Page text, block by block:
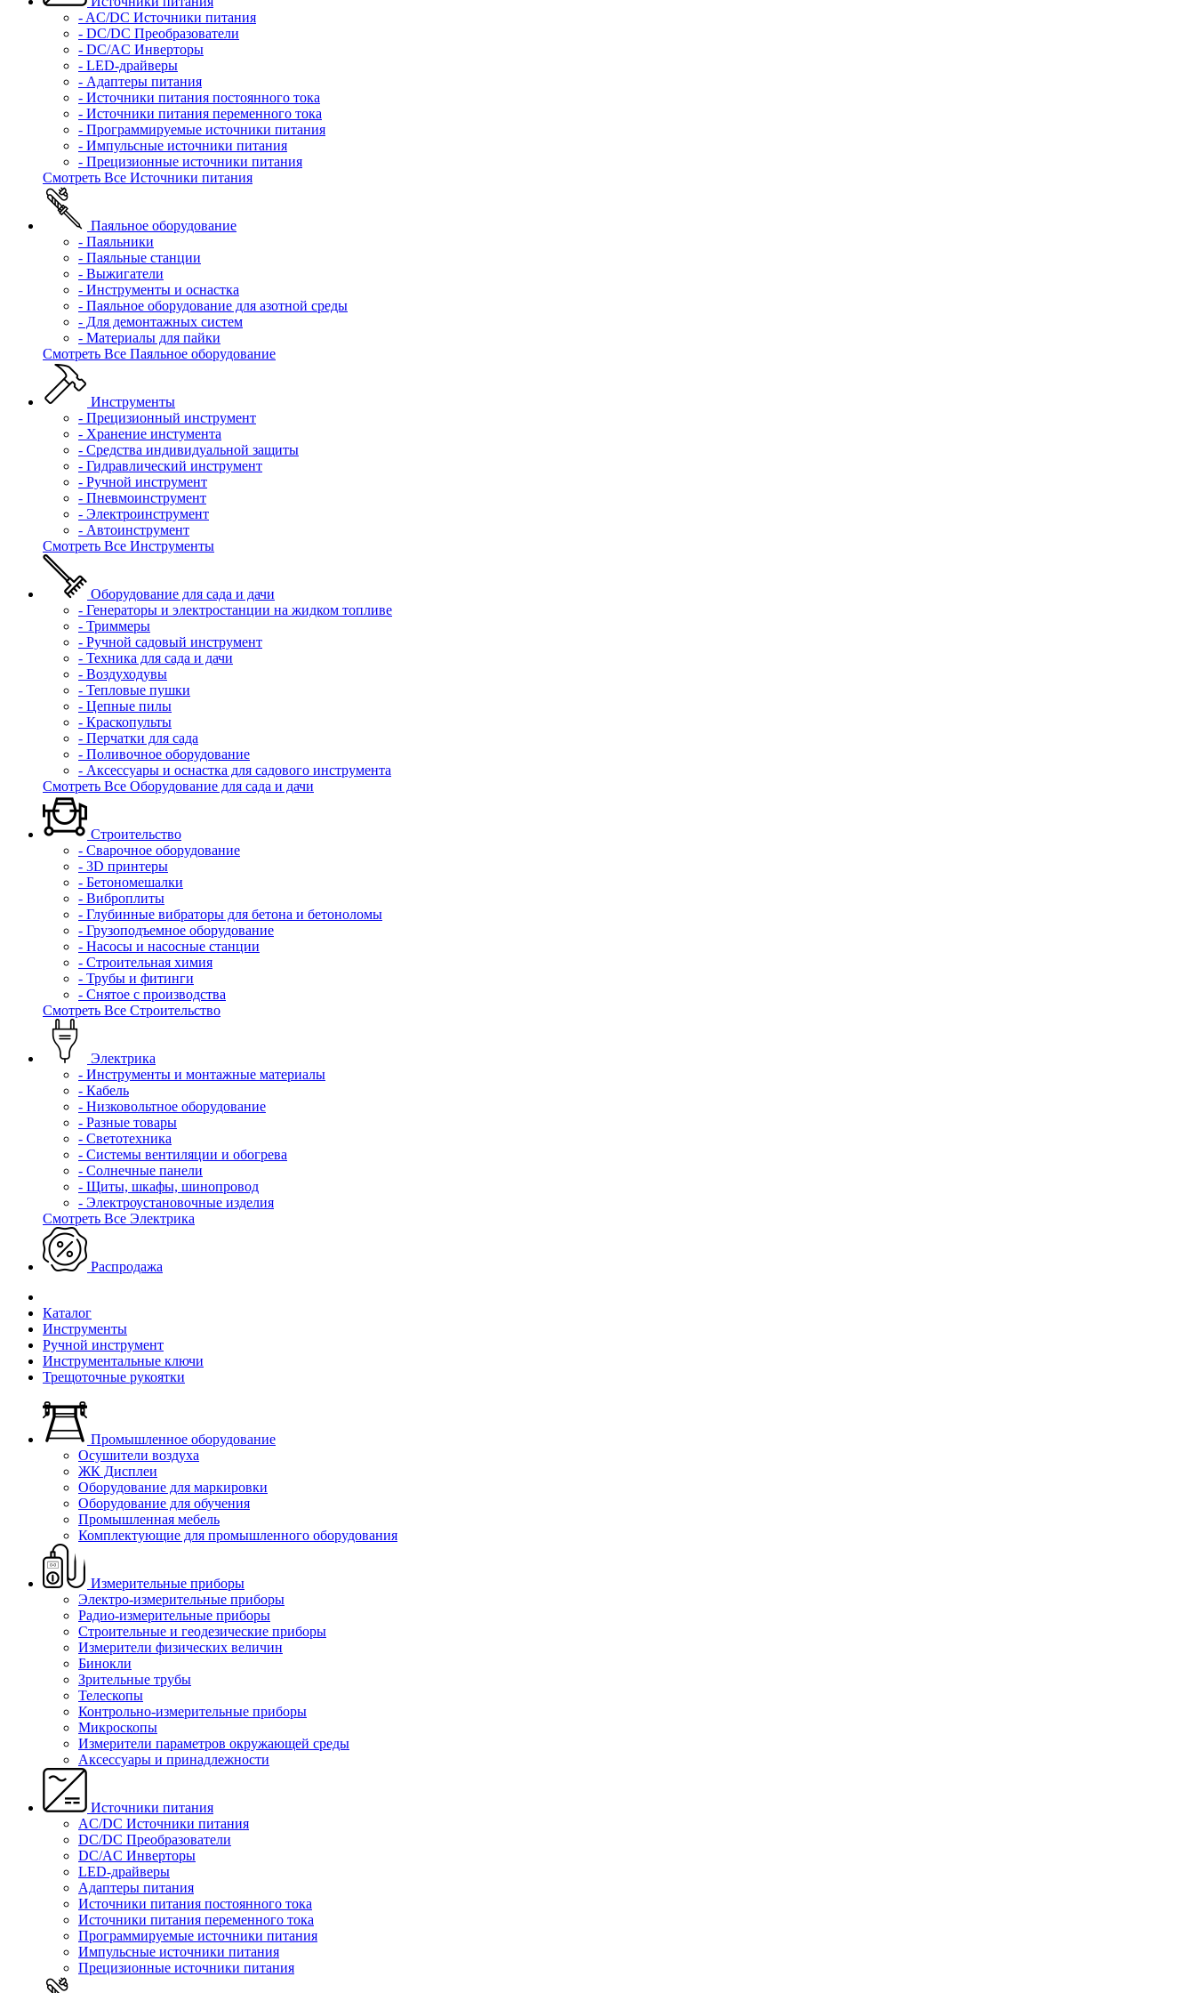
- AC/DC Источники питания
- DC/DC Преобразователи
- DC/AC Инверторы
- LED-драйверы
- Адаптеры питания
- Источники питания постоянного тока
- Источники питания переменного тока
- Программируемые источники питания
- Импульсные источники питания
- Прецизионные источники питания
Смотреть Все Источники питания
Паяльное оборудование
- Паяльники
- Паяльные станции
- Выжигатели
- Инструменты и оснастка
- Паяльное оборудование для азотной среды
- Для демонтажных систем
- Материалы для пайки
Смотреть Все Паяльное оборудование
Инструменты
- Прецизионный инструмент
- Хранение инстумента
- Средства индивидуальной защиты
- Гидравлический инструмент
- Ручной инструмент
- Пневмоинструмент
- Электроинструмент
- Автоинструмент
Смотреть Все Инструменты
Оборудование для сада и дачи
- Генераторы и электростанции на жидком топливе
- Триммеры
- Ручной садовый инструмент
- Техника для сада и дачи
- Воздуходувы
- Тепловые пушки
- Цепные пилы
- Краскопульты
- Перчатки для сада
- Поливочное оборудование
- Аксессуары и оснастка для садового инструмента
Смотреть Все Оборудование для сада и дачи
Строительство
- Сварочное оборудование
- 3D принтеры
- Бетономешалки
- Виброплиты
- Глубинные вибраторы для бетона и бетоноломы
- Грузоподъемное оборудование
- Насосы и насосные станции
- Строительная химия
- Трубы и фитинги
- Снятое с производства
Смотреть Все Строительство
Электрика
- Инструменты и монтажные материалы
- Кабель
- Низковольтное оборудование
- Разные товары
- Светотехника
- Системы вентиляции и обогрева
- Солнечные панели
- Щиты, шкафы, шинопровод
- Электроустановочные изделия
Смотреть Все Электрика
Распродажа
Каталог
Инструменты
Ручной инструмент
Инструментальные ключи
Трещоточные рукоятки
Промышленное оборудование
Осушители воздуха
ЖК Дисплеи
Оборудование для маркировки
Оборудование для обучения
Промышленная мебель
Комплектующие для промышленного оборудования
Измерительные приборы
Электро-измерительные приборы
Радио-измерительные приборы
Строительные и геодезические приборы
Измерители физических величин
Бинокли
Зрительные трубы
Телескопы
Контрольно-измерительные приборы
Микроскопы
Измерители параметров окружающей среды
Аксессуары и принадлежности
Источники питания
AC/DC Источники питания
DC/DC Преобразователи
DC/AC Инверторы
LED-драйверы
Адаптеры питания
Источники питания постоянного тока
Источники питания переменного тока
Программируемые источники питания
Импульсные источники питания
Прецизионные источники питания